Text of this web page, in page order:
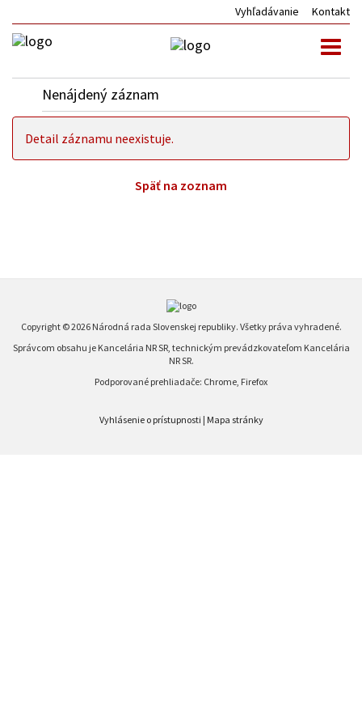
Vyhľadávanie Kontakt
Nenájdený záznam
Detail záznamu neexistuje.
Späť na zoznam
Copyright © 2026 Národná rada Slovenskej republiky. Všetky práva vyhradené.
Správcom obsahu je Kancelária NR SR, technickým prevádzkovateľom Kancelária
NR SR.
Podporované prehliadače: Chrome, Firefox
Vyhlásenie o prístupnosti | Mapa stránky